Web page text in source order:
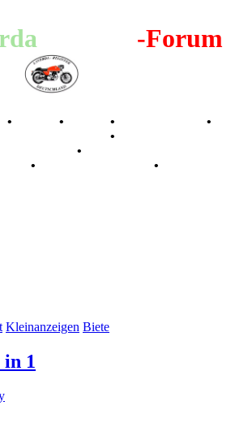
-Forum
• • •
•
•
•
• •
Kleinanzeigen Biete
in 1